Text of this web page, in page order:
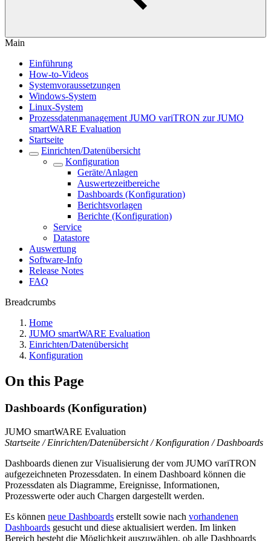
Main
Einführung
How-to-Videos
Systemvoraussetzungen
Windows-System
Linux-System
Prozessdatenmanagement JUMO variTRON zur JUMO
smartWARE Evaluation
Startseite
Einrichten/Datenübersicht
Konfiguration
Geräte/Anlagen
Auswertezeitbereiche
Dashboards (Konfiguration)
Berichtsvorlagen
Berichte (Konfiguration)
Service
Datastore
Auswertung
Software-Info
Release Notes
FAQ
Breadcrumbs
Home
JUMO smartWARE Evaluation
Einrichten/Datenübersicht
Konfiguration
On this Page
Dashboards (Konfiguration)
JUMO smartWARE Evaluation
Startseite / Einrichten/Datenübersicht / Konfiguration / Dashboards
Dashboards dienen zur Visualisierung der vom JUMO variTRON
aufgezeichneten Prozessdaten. In einem Dashboard können die
Prozessdaten als Diagramme, Ereignisse, Informationen,
Prozesswerte oder auch Chargen dargestellt werden.
Es können neue Dashboards erstellt sowie nach vorhandenen
Dashboards gesucht und diese aktualisiert werden. Im linken
Bereich besteht die Möglichkeit auszuwählen, ob alle Dashboards